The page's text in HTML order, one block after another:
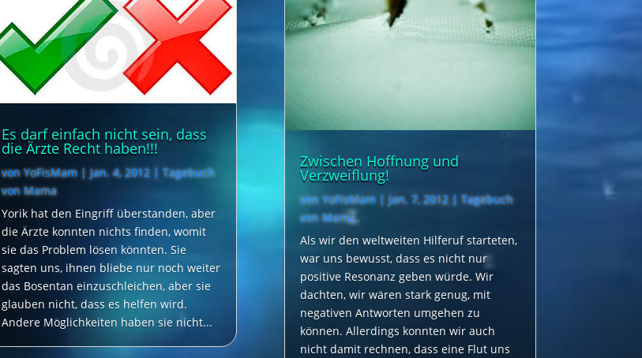
Es darf einfach nicht sein, dass
die Ärzte Recht haben!!!
vonYoFisMam|Jan. 4, 2012| Tagebuch
von Mama
Yorik hat den Eingriff überstanden, aber
die Ärzte konnten nichts finden, womit
sie das Problem lösen könnten. Sie
sagten uns, ihnen bliebe nur noch weiter
das Bosentan einzuschleichen, aber sie
glauben nicht, dass es helfen wird.
Andere Möglichkeiten haben sie nicht...
Zwischen Hoffnung und
Verzweiflung!
von YoFisMam|Jan. 7, 2012| Tagebuch
von Mama
Als wir den weltweiten Hilferuf starteten,
war uns bewusst, dass es nicht nur
positive Resonanz geben würde. Wir
dachten, wir wären stark genug, mit
negativen Antworten umgehen zu
können. Allerdings konnten wir auch
nicht damit rechnen, dass eine Flut uns